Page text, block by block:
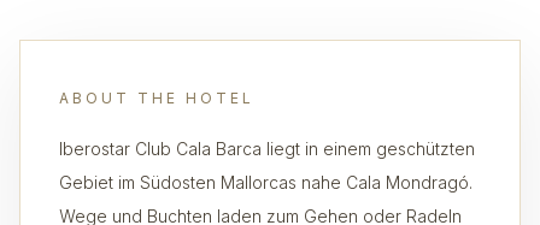
ABOUT THE HOTEL
Iberostar Club Cala Barca liegt in einem geschützten
Gebiet im Südosten Mallorcas nahe Cala Mondragó.
Wege und Buchten laden zum Gehen oder Radeln